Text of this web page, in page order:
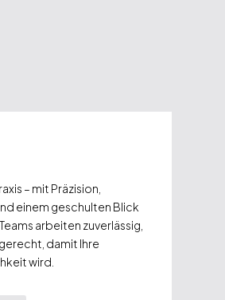
– mit Präzision,
einem geschulten Blick
arbeiten zuverlässig,
damit Ihre
wird.